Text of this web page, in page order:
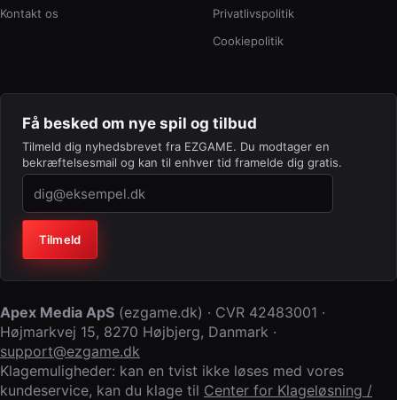
Kontakt os
Privatlivspolitik
Cookiepolitik
Få besked om nye spil og tilbud
Tilmeld dig nyhedsbrevet fra EZGAME. Du modtager en
bekræftelsesmail og kan til enhver tid framelde dig gratis.
Virksomhed (lad feltet stå tomt)
Tilmeld
Apex Media ApS (ezgame.dk) · CVR 42483001 ·
Højmarkvej 15, 8270 Højbjerg, Danmark ·
support@ezgame.dk
Klagemuligheder: kan en tvist ikke løses med vores
kundeservice, kan du klage til Center for Klageløsning /